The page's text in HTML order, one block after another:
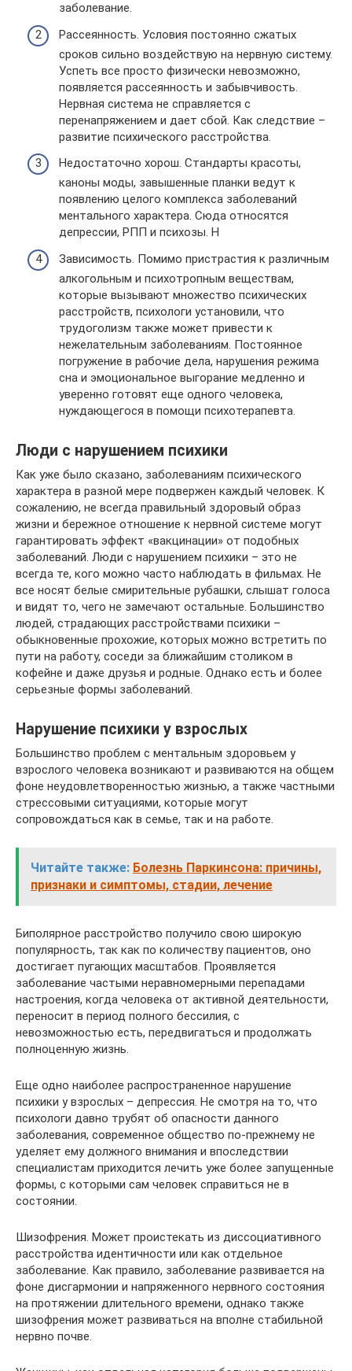
заболевание.
Рассеянность. Условия постоянно сжатых
сроков сильно воздействую на нервную систему.
Успеть все просто физически невозможно,
появляется рассеянность и забывчивость.
Нервная система не справляется с
перенапряжением и дает сбой. Как следствие –
развитие психического расстройства.
Недостаточно хорош. Стандарты красоты,
каноны моды, завышенные планки ведут к
появлению целого комплекса заболеваний
ментального характера. Сюда относятся
депрессии, РПП и психозы. Н
Зависимость. Помимо пристрастия к различным
алкогольным и психотропным веществам,
которые вызывают множество психических
расстройств, психологи установили, что
трудоголизм также может привести к
нежелательным заболеваниям. Постоянное
погружение в рабочие дела, нарушения режима
сна и эмоциональное выгорание медленно и
уверенно готовят еще одного человека,
нуждающегося в помощи психотерапевта.
Люди с нарушением психики
Как уже было сказано, заболеваниям психического
характера в разной мере подвержен каждый человек. К
сожалению, не всегда правильный здоровый образ
жизни и бережное отношение к нервной системе могут
гарантировать эффект «вакцинации» от подобных
заболеваний. Люди с нарушением психики – это не
всегда те, кого можно часто наблюдать в фильмах. Не
все носят белые смирительные рубашки, слышат голоса
и видят то, чего не замечают остальные. Большинство
людей, страдающих расстройствами психики –
обыкновенные прохожие, которых можно встретить по
пути на работу, соседи за ближайшим столиком в
кофейне и даже друзья и родные. Однако есть и более
серьезные формы заболеваний.
Нарушение психики у взрослых
Большинство проблем с ментальным здоровьем у
взрослого человека возникают и развиваются на общем
фоне неудовлетворенностью жизнью, а также частными
стрессовыми ситуациями, которые могут
сопровождаться как в семье, так и на работе.
Читайте также: Болезнь Паркинсона: причины,
признаки и симптомы, стадии, лечение
Биполярное расстройство получило свою широкую
популярность, так как по количеству пациентов, оно
достигает пугающих масштабов. Проявляется
заболевание частыми неравномерными перепадами
настроения, когда человека от активной деятельности,
переносит в период полного бессилия, с
невозможностью есть, передвигаться и продолжать
полноценную жизнь.
Еще одно наиболее распространенное нарушение
психики у взрослых – депрессия. Не смотря на то, что
психологи давно трубят об опасности данного
заболевания, современное общество по-прежнему не
уделяет ему должного внимания и впоследствии
специалистам приходится лечить уже более запущенные
формы, с которыми сам человек справиться не в
состоянии.
Шизофрения. Может проистекать из диссоциативного
расстройства идентичности или как отдельное
заболевание. Как правило, заболевание развивается на
фоне дисгармонии и напряженного нервного состояния
на протяжении длительного времени, однако также
шизофрения может развиваться на вполне стабильной
нервно почве.